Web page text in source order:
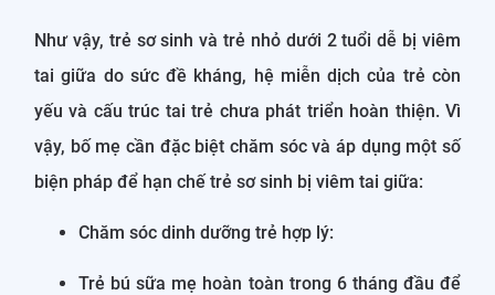
Như vậy, trẻ sơ sinh và trẻ nhỏ dưới 2 tuổi dễ bị viêm
tai giữa do sức đề kháng, hệ miễn dịch của trẻ còn
yếu và cấu trúc tai trẻ chưa phát triển hoàn thiện. Vì
vậy, bố mẹ cần đặc biệt chăm sóc và áp dụng một số
biện pháp để hạn chế trẻ sơ sinh bị viêm tai giữa:
Chăm sóc dinh dưỡng trẻ hợp lý:
Trẻ bú sữa mẹ hoàn toàn trong 6 tháng đầu để